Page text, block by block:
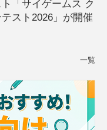
「サイゲームス ク
スト2026」が開催
一覧